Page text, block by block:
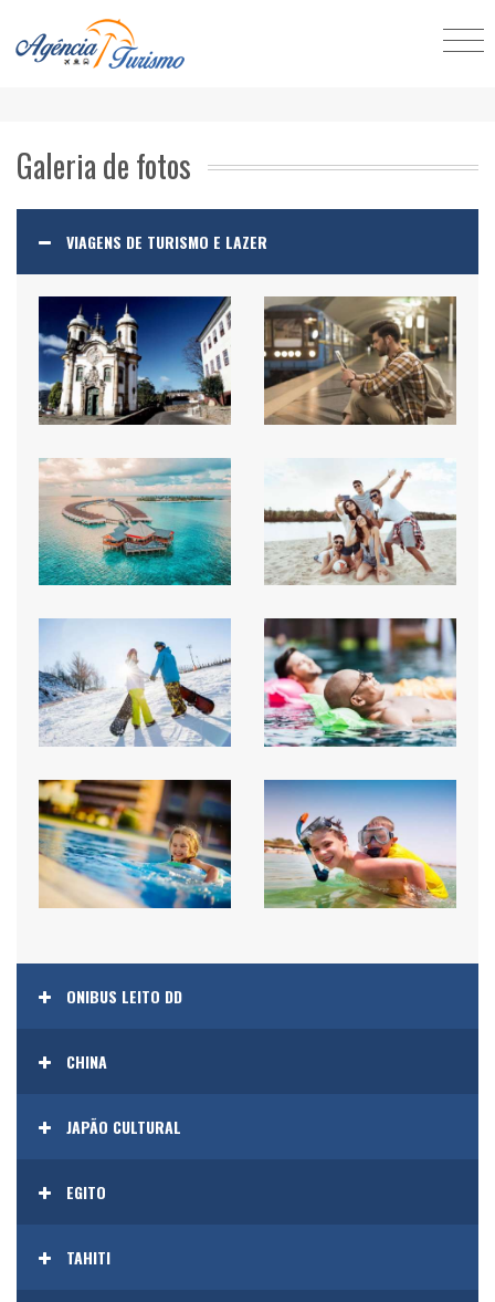
Galeria de fotos
VIAGENS DE TURISMO E LAZER
ONIBUS LEITO DD
CHINA
JAPÃO CULTURAL
EGITO
TAHITI